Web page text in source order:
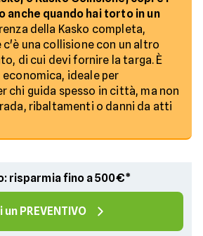
anche quando hai torto in un
della Kasko completa,
una collisione con un altro
di cui devi fornire la targa. È
ideale per
chi guida spesso in città, ma non
ribaltamenti o danni da atti
risparmia fino a 500€*
un PREVENTIVO